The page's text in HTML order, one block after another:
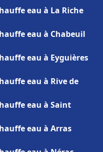
eau à La Riche
eau à Chabeuil
eau à Eyguières
eau à Rive de
eau à Saint
eau à Arras